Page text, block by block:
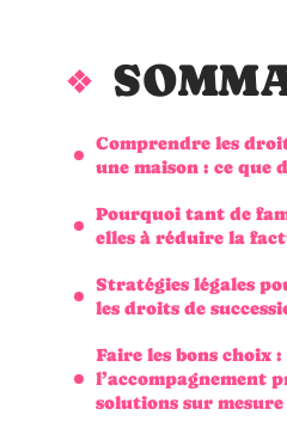
Comprendre les
une maison : ce que
Pourquoi tant de
elles à réduire la
Stratégies légales
les droits de
Faire les bons choix
l’accompagnement
solutions sur mesure